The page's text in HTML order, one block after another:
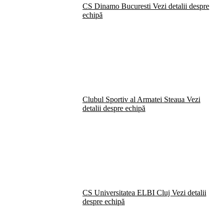
CS Dinamo Bucuresti Vezi detalii despre
echipă
Clubul Sportiv al Armatei Steaua Vezi
detalii despre echipă
CS Universitatea ELBI Cluj Vezi detalii
despre echipă